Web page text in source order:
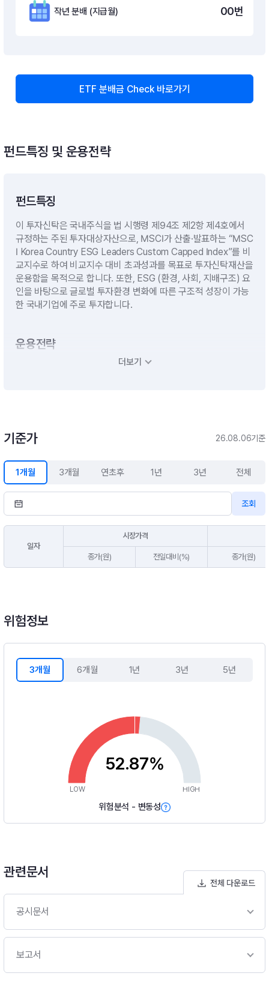
작년 분배 (지급월) 00번
ETF 분배금 Check 바로가기
펀드특징 및 운용전략
펀드특징
이 투자신탁은 국내주식을 법 시행령 제94조 제2항 제4호에서
규정하는 주된 투자대상자산으로, MSCI가 산출·발표하는 “MSC
I Korea Country ESG Leaders Custom Capped Index”를 비
교지수로 하여 비교지수 대비 초과성과를 목표로 투자신탁재산을
운용함을 목적으로 합니다. 또한, ESG (환경, 사회, 지배구조) 요
인을 바탕으로 글로벌 투자환경 변화에 따른 구조적 성장이 가능
한 국내기업에 주로 투자합니다.
운용전략
- 이 투자신탁은 국내 주식을 법시행령 제94조 제2항 제4호에서
드로 투자목적 달성을 위해 국내 거래소에 상장된 주식에 투자신
탁 자산총액의 60%이상을 투자합니다.※ 비교지수 : [MSCI Kor
ea Country ESG Leaders Custom Capped Index × 100%]
더보기
기준가 26.08.06기준
1개월 3개월 연초후 1년 3년 전체
조회
일자
시장가격
종가(원) 전일대비(%) 종가(원)
위험정보
3개월 6개월 1년 3년 5년
52.87%
LOW HIGH
위험분석 - 변동성
관련문서
전체 다운로드
공시문서
보고서